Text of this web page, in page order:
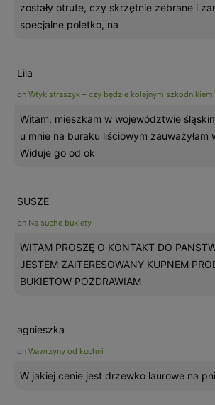
zostały otrute, czy skrzętnie zebrane i
specjalne poletko, na
Lila
on Wtyk straszyk – czy będzie kolejnym szkodnikiem
Witam, mieszkam w województwie
u mnie na buraku liściowym zauważyłam
Widuje go od ok
SUSZE
on Na suche bukiety
WITAM PROSZĘ O KONTAKT DO
JESTEM ZAITERESOWANY KUPNEM
BUKIETOW POZDRAWIAM
agnieszka
on Wawrzyny od kuchni
W jakiej cenie jest drzewko laurowe na